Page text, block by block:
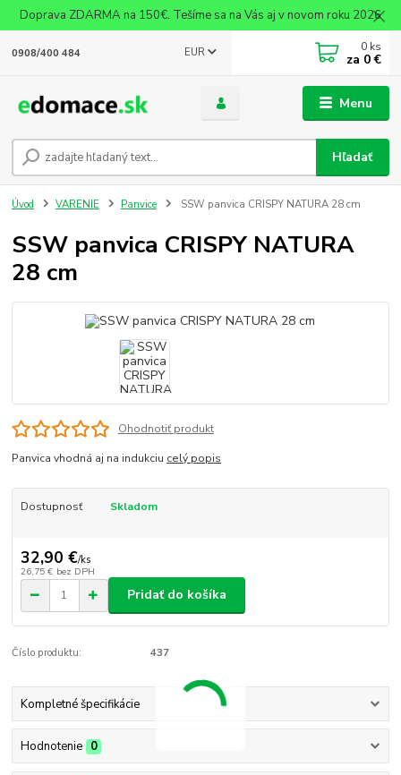
Doprava ZDARMA na 150€. Tešíme sa na Vás aj v novom roku 2026
Menu
EUR
Hľadať
0908/400 484 0 ks
za 0 €
Úvod VARENIE Panvice SSW panvica CRISPY NATURA 28 cm
SSW panvica CRISPY NATURA
28 cm
Ohodnotiť produkt
Panvica vhodná aj na indukciu celý popis
Dostupnosť Skladom
32,90 €/ks
26,75 € bez DPH
Pridať do košíka
Číslo produktu: 437
Kompletné špecifikácie
Hodnotenie 0